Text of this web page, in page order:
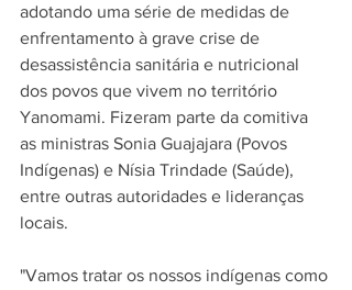
adotando uma série de medidas de
enfrentamento à grave crise de
desassistência sanitária e nutricional
dos povos que vivem no território
Yanomami. Fizeram parte da comitiva
as ministras Sonia Guajajara (Povos
Indígenas) e Nísia Trindade (Saúde),
entre outras autoridades e lideranças
locais.
"Vamos tratar os nossos indígenas como